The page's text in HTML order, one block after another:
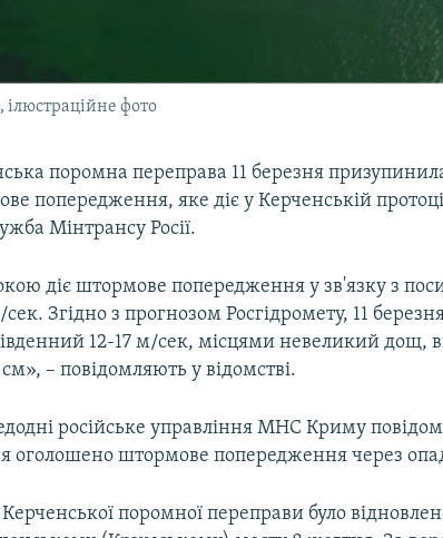
фото
поромна переправа 11 березня
попередження, яке діє у Керченській
Мінтрансу Росії.
діє штормове попередження у зв'язку з
сек. Згідно з прогнозом Росгідромету, 11
12-17 м/сек, місцями невеликий дощ,
– повідомляють у відомстві.
російське управління МНС Криму
оголошено штормове попередження через
поромної переправи було